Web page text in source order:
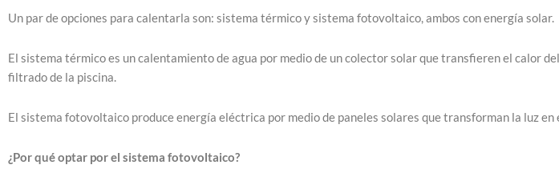
Un par de opciones para calentarla son: sistema térmico y sistema fotovoltaico, ambos con energía solar.
El sistema térmico es un calentamiento de agua por medio de un colector solar que transfieren el calor
filtrado de la piscina.
El sistema fotovoltaico produce energía eléctrica por medio de paneles solares que transforman la luz
¿Por qué optar por el sistema fotovoltaico?